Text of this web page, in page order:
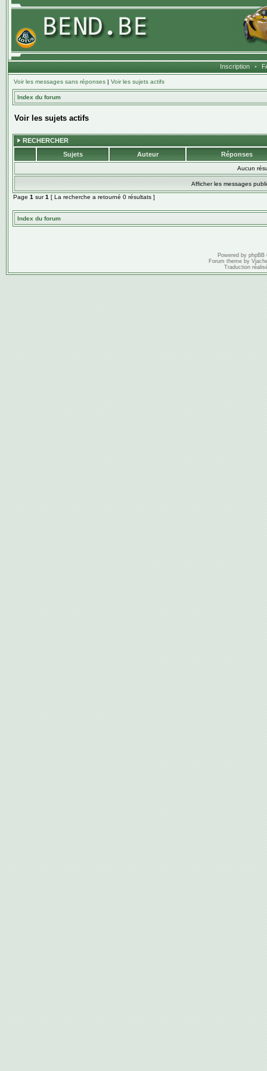
Inscription •
Voir les messages sans réponses | Voir les sujets actifs
Index du forum
Voir les sujets actifs
RECHERCHER
Sujets
Auteur Réponses
Aucun
Afficher les messages
Page 1 sur1 [ La recherche a retourné 0 résultats ]
Index du forum
Powered by phpBB
Forum theme by
Traduction